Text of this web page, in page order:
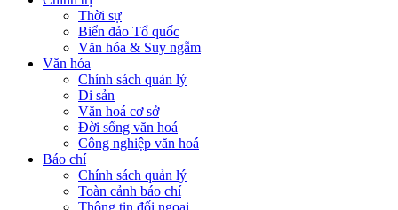
Thời sự
Biển đảo Tổ quốc
Văn hóa & Suy ngẫm
Văn hóa
Chính sách quản lý
Di sản
Văn hoá cơ sở
Đời sống văn hoá
Công nghiệp văn hoá
Báo chí
Chính sách quản lý
Toàn cảnh báo chí
Thông tin đối ngoại